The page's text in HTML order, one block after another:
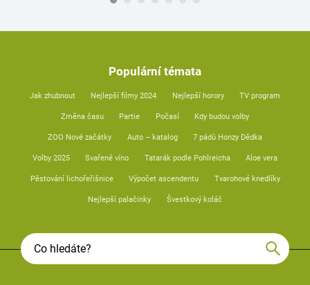
Populární témata
Jak zhubnout Nejlepší filmy 2024 Nejlepší horory TV program
Změna času Partie Počasí Kdy budou volby
ZOO Nové začátky Auto – katalog 7 pádů Honzy Dědka
Volby 2025 Svařené víno Tatarák podle Pohlreicha Aloe vera
Pěstování lichořeřišnice Výpočet ascendentu Tvarohové knedlíky
Nejlepší palačinky Švestkový koláč